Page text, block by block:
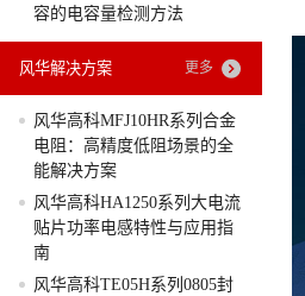
容的电容量检测方法
风华解决方案 更多
风华高科MFJ10HR系列合金
电阻：高精度低阻场景的全
能解决方案
风华高科HA1250系列大电流
贴片功率电感特性与应用指
南
风华高科TE05H系列0805封